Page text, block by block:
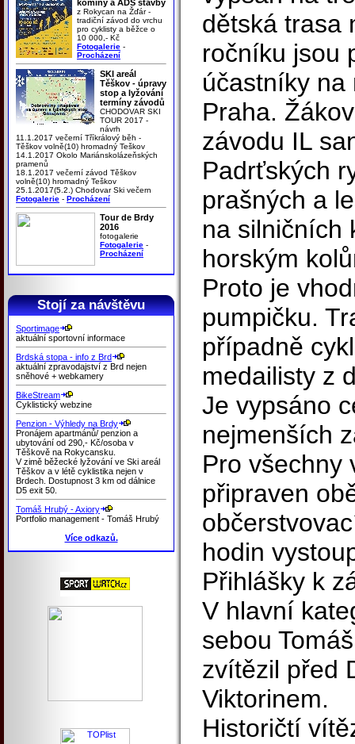
komíny a ADS stavby
z Rokycan na Žďár -
tradiční závod do vrchu
pro cyklisty a běžce o
10 000,- Kč
Fotogalerie -
Procházení
SKI areál
Těškov - úpravy
stop a lyžování
termíny závodů
CHODOVAR SKI
TOUR 2017 -
návrh
11.1.2017 večerní Tříkrálový běh -
Těškov volně(10) hromadný Teškov
14.1.2017 Okolo Mariánskolázeňských
pramenů
18.1.2017 večerní závod Těškov
volně(10) hromadný Teškov
25.1.2017(5.2.) Chodovar Ski večern
Fotogalerie - Procházení
Tour de Brdy
2016
fotogalerie
Fotogalerie -
Procházení
Stojí za návštěvu
Sportimage
aktuální sportovní informace
Brdská stopa - info z Brd
aktuální zpravodajství z Brd nejen
sněhové + webkamery
BikeStream
Cyklistický webzine
Penzion - Výhledy na Brdy
Pronájem apartmánů/ penzion a
ubytování od 290,- Kč/osoba v
Těškově na Rokycansku.
V zimě běžecké lyžování ve Ski areál
Těškov a v létě cyklistika nejen v
Brdech. Dostupnost 3 km od dálnice
D5 exit 50.
Tomáš Hrubý - Axiory
Portfolio management - Tomáš Hrubý
Více odkazů.
dětská trasa
ročníku jsou
účastníky na
Praha.
závodu IL
Padrťských
prašných a
na silničních
horským
Proto je
pumpičku.
případně
medailisty z
Je vypsáno
nejmenších
Pro všechny
připraven
hodin
Přihlášky k
V hlavní
sebou
zvítězil před
Viktorinem.
Historičtí